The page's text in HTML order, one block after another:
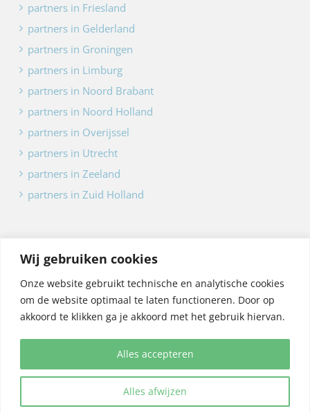
Wij gebruiken cookies
Onze website gebruikt technische en analytische cookies
om de website optimaal te laten functioneren. Door op
akkoord te klikken ga je akkoord met het gebruik hiervan.
Alles afwijzen
Alles accepteren
partners in Friesland
partners in Gelderland
partners in Groningen
partners in Limburg
partners in Noord Brabant
partners in Noord Holland
partners in Overijssel
partners in Utrecht
partners in Zeeland
partners in Zuid Holland
Copyright -Poldervaren| ontwerp en bouw:Marc Hoppen